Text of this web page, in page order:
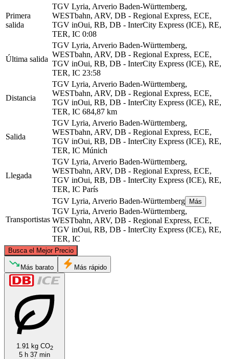
Primera
salida
TGV Lyria, Arverio Baden-Württemberg,
WESTbahn, ARV, DB - Regional Express, ECE,
TGV inOui, RB, DB - InterCity Express (ICE), RE,
TER, IC 0:08
Última salida
TGV Lyria, Arverio Baden-Württemberg,
WESTbahn, ARV, DB - Regional Express, ECE,
TGV inOui, RB, DB - InterCity Express (ICE), RE,
TER, IC 23:58
Distancia
TGV Lyria, Arverio Baden-Württemberg,
WESTbahn, ARV, DB - Regional Express, ECE,
TGV inOui, RB, DB - InterCity Express (ICE), RE,
TER, IC 684,87 km
Salida
TGV Lyria, Arverio Baden-Württemberg,
WESTbahn, ARV, DB - Regional Express, ECE,
TGV inOui, RB, DB - InterCity Express (ICE), RE,
TER, IC Múnich
Llegada
TGV Lyria, Arverio Baden-Württemberg,
WESTbahn, ARV, DB - Regional Express, ECE,
TGV inOui, RB, DB - InterCity Express (ICE), RE,
TER, IC París
Transportistas
TGV Lyria, Arverio Baden-Württemberg Más
TGV Lyria, Arverio Baden-Württemberg,
WESTbahn, ARV, DB - Regional Express, ECE,
TGV inOui, RB, DB - InterCity Express (ICE), RE,
TER, IC
Busca el Mejor Precio
Paris
Más barato Más rápido
1.91 kg CO2
5 h 37 min